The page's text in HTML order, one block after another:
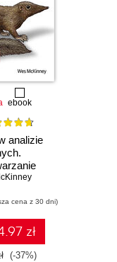
ebook
analizie
pomocą
oraz
cena z 30 dni)
zł
(-37%)